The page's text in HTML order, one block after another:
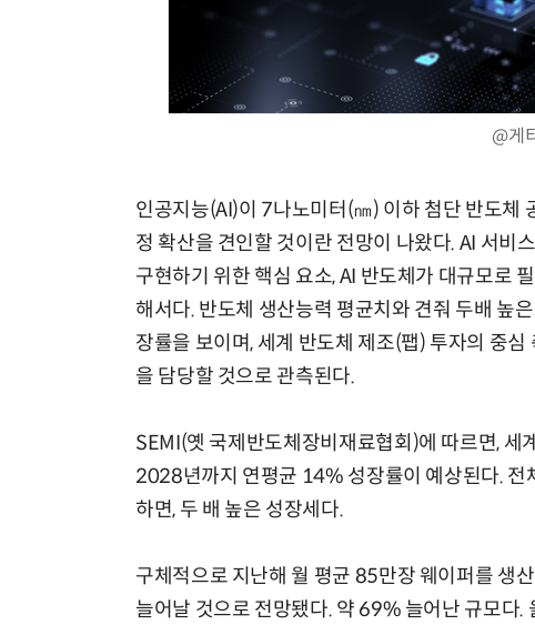
@게
인공지능(AI)이 7나노미터(㎚) 이하 첨단 반도체
정 확산을 견인할 것이란 전망이 나왔다. AI 서비
구현하기 위한 핵심 요소, AI 반도체가 대규모로
해서다. 반도체 생산능력 평균치와 견줘 두배 높
장률을 보이며, 세계 반도체 제조(팹) 투자의 중심
을 담당할 것으로 관측된다.
SEMI(옛 국제반도체장비재료협회)에 따르면,
2028년까지 연평균 14% 성장률이 예상된다. 전
하면, 두 배 높은 성장세다.
구체적으로 지난해 월 평균 85만장 웨이퍼를 생
늘어날 것으로 전망됐다. 약 69% 늘어난 규모다